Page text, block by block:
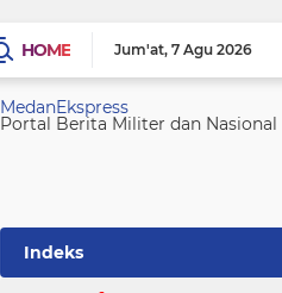
HOME
Jum'at 7 Agu 2026
MedanEkspress
Portal Berita Militer dan Nasional
Indeks